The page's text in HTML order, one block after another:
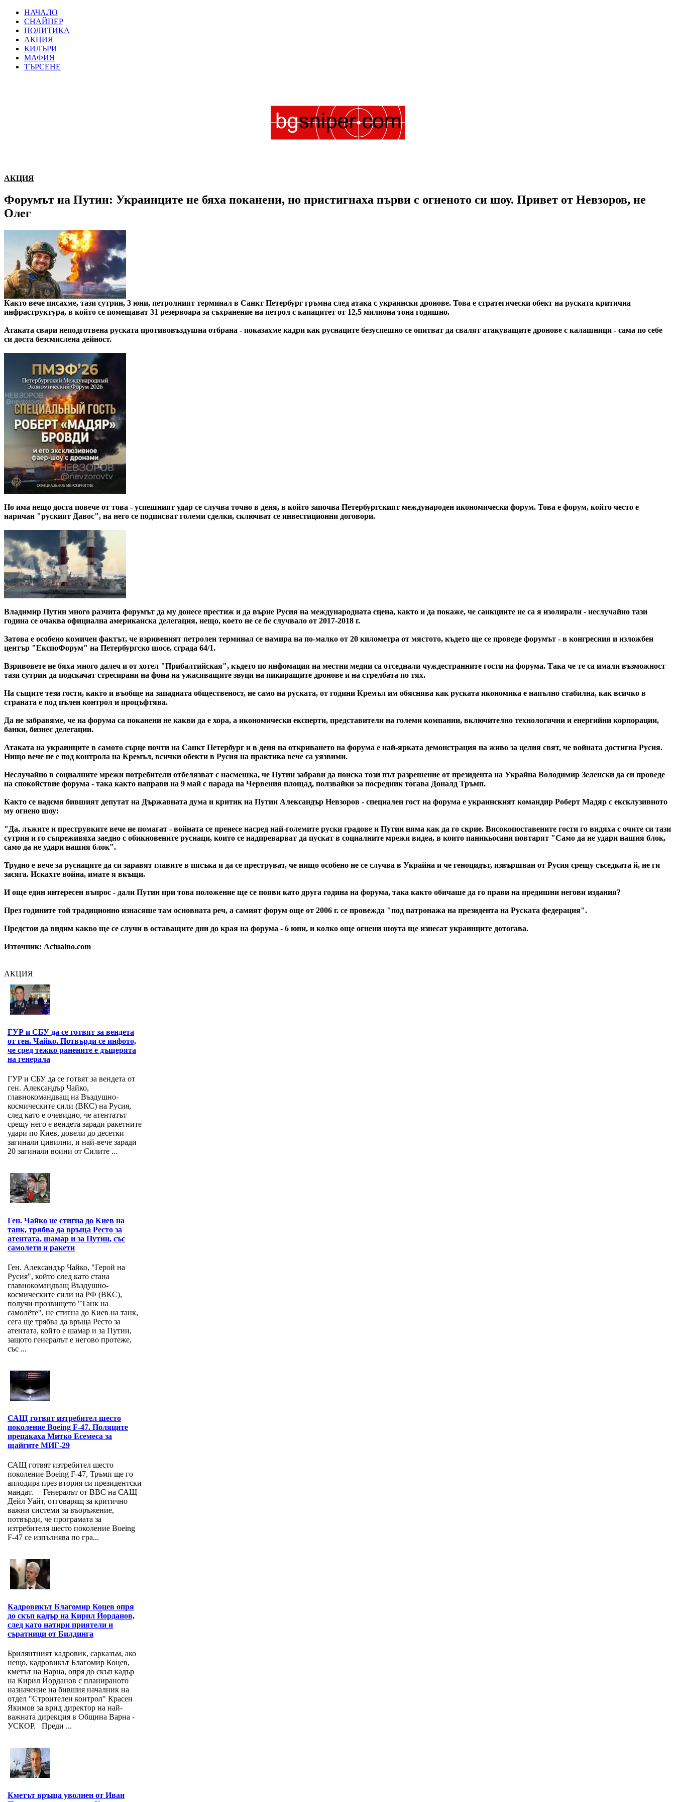
НАЧАЛО
СНАЙПЕР
ПОЛИТИКА
АКЦИЯ
КИЛЪРИ
МАФИЯ
ТЪРСЕНЕ
АКЦИЯ
Форумът на Путин: Украинците не бяха поканени, но пристигнаха първи с огненото си шоу. Привет от Невзоров, не
Олег
Както вече писахме, тази сутрин, 3 юни, петролният терминал в Санкт Петербург гръмна след атака с украински дронове. Това е стратегически обект на руската критична
инфраструктура, в който се помещават 31 резервоара за съхранение на петрол с капацитет от 12,5 милиона тона годишно.
Атаката свари неподготвена руската противовъздушна отбрана - показахме кадри как руснаците безуспешно се опитват да свалят атакуващите дронове с калашници - сама по себе
си доста безсмислена дейност.
Но има нещо доста повече от това - успешният удар се случва точно в деня, в който започва Петербургският международен икономически форум. Това е форум, който често е
наричан "руският Давос", на него се подписват големи сделки, сключват се инвестиционни договори.
Владимир Путин много разчита форумът да му донесе престиж и да върне Русия на международната сцена, както и да покаже, че санкциите не са я изолирали - неслучайно тази
година се очаква официална американска делегация, нещо, което не се бе случвало от 2017-2018 г.
Затова е особено комичен фактът, че взривеният петролен терминал се намира на по-малко от 20 километра от мястото, където ще се проведе форумът - в конгресния и изложбен
център "ЕкспоФорум" на Петербургско шосе, сграда 64/1.
Взривовете не бяха много далеч и от хотел "Прибалтийская", където по инфомация на местни медии са отседнали чуждестранните гости на форума. Така че те са имали възможност
тази сутрин да подскачат стресирани на фона на ужасяващите звуци на пикиращите дронове и на стрелбата по тях.
На същите тези гости, както и въобще на западната общественост, не само на руската, от години Кремъл им обяснява как руската икономика е напълно стабилна, как всичко в
страната е под пълен контрол и процъфтява.
Да не забравяме, че на форума са поканени не какви да е хора, а икономически експерти, представители на големи компании, включително технологични и енергийни корпорации,
банки, бизнес делегации.
Атаката на украинците в самото сърце почти на Санкт Петербург и в деня на откриването на форума е най-ярката демонстрация на живо за целия свят, че войната достигна Русия.
Нищо вече не е под контрола на Кремъл, всички обекти в Русия на практика вече са уязвими.
Неслучайно в социалните мрежи потребители отбелязват с насмешка, че Путин забрави да поиска този път разрешение от президента на Украйна Володимир Зеленски да си проведе
на спокойствие форума - така както направи на 9 май с парада на Червения площад, ползвайки за посредник тогава Доналд Тръмп.
Както се надсмя бившият депутат на Държавната дума и критик на Путин Александър Невзоров - специален гост на форума е украинският командир Роберт Мадяр с ексклузивното
му огнено шоу:
"Да, лъжите и преструвките вече не помагат - войната се пренесе насред най-големите руски градове и Путин няма как да го скрие. Високопоставените гости го видяха с очите си тази
сутрин и го съпреживяха заедно с обикновените руснаци, които се надпреварват да пускат в социалните мрежи видеа, в които паникьосани повтарят "Само да не удари нашия блок,
само да не удари нашия блок".
Трудно е вече за руснаците да си заравят главите в пясъка и да се преструват, че нищо особено не се случва в Украйна и че геноцидът, извършван от Русия срещу съседката й, не ги
засяга. Искахте война, имате я вкъщи.
И още един интересен въпрос - дали Путин при това положение ще се появи като друга година на форума, така както обичаше да го прави на предишни негови издания?
През годините той традиционно изнасяше там основната реч, а самият форум още от 2006 г. се провежда "под патронажа на президента на Руската федерация".
Предстои да видим какво ще се случи в оставащите дни до края на форума - 6 юни, и колко още огнени шоута ще изнесат украинците дотогава.
Източник: Actualno.com
АКЦИЯ
ГУР и СБУ да се готвят за вендета
от ген. Чайко. Потвърди се инфото,
че сред тежко ранените е дъщерята
на генерала
ГУР и СБУ да се готвят за вендета от
ген. Александър Чайко,
главнокомандващ на Въздушно-
космическите сили (ВКС) на Русия,
след като е очевидно, че атентатът
срещу него е вендета заради ракетните
удари по Киев, довели до десетки
загинали цивилни, и най-вече заради
20 загинали воини от Силите ...
Ген. Чайко не стигна до Киев на
танк, трябва да връща Ресто за
атентата, шамар и за Путин, със
самолети и ракети
Ген. Александър Чайко, "Герой на
Русия", който след като стана
главнокомандващ Въздушно-
космическите сили на РФ (ВКС),
получи прозвището "Танк на
самолёте", не стигна до Киев на танк,
сега ще трябва да връща Ресто за
атентата, който е шамар и за Путин,
защото генералът е негово протеже,
със ...
САЩ готвят изтребител шесто
поколение Boeing F-47. Поляците
прецакаха Митко Есемеса за
щайгите МИГ-29
САЩ готвят изтребител шесто
поколение Boeing F-47, Тръмп ще го
аплодира през втория си президентски
мандат. Генералът от ВВС на САЩ
Дейл Уайт, отговарящ за критично
важни системи за въоръжение,
потвърди, че програмата за
изтребителя шесто поколение Boeing
F-47 се изпълнява по гра...
Кадровикът Благомир Коцев опря
до скъп кадър на Кирил Йорданов,
след като натири приятели и
съратници от Билдинга
Брилянтният кадровик, сарказъм, ако
нещо, кадровикът Благомир Коцев,
кметът на Варна, опря до скъп кадър
на Кирил Йорданов с планираното
назначение на бившия началник на
отдел "Строителен контрол" Красен
Якимов за врид директор на най-
важната дирекция в Община Варна -
УСКОР. Преди ...
Кметът връща уволнен от Иван